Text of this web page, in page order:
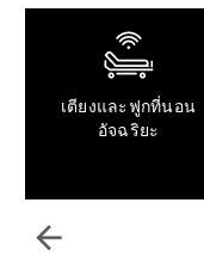
Baxter.com launch
arrow_back
เตียงและฟูกที่นอน
อัจฉริยะ